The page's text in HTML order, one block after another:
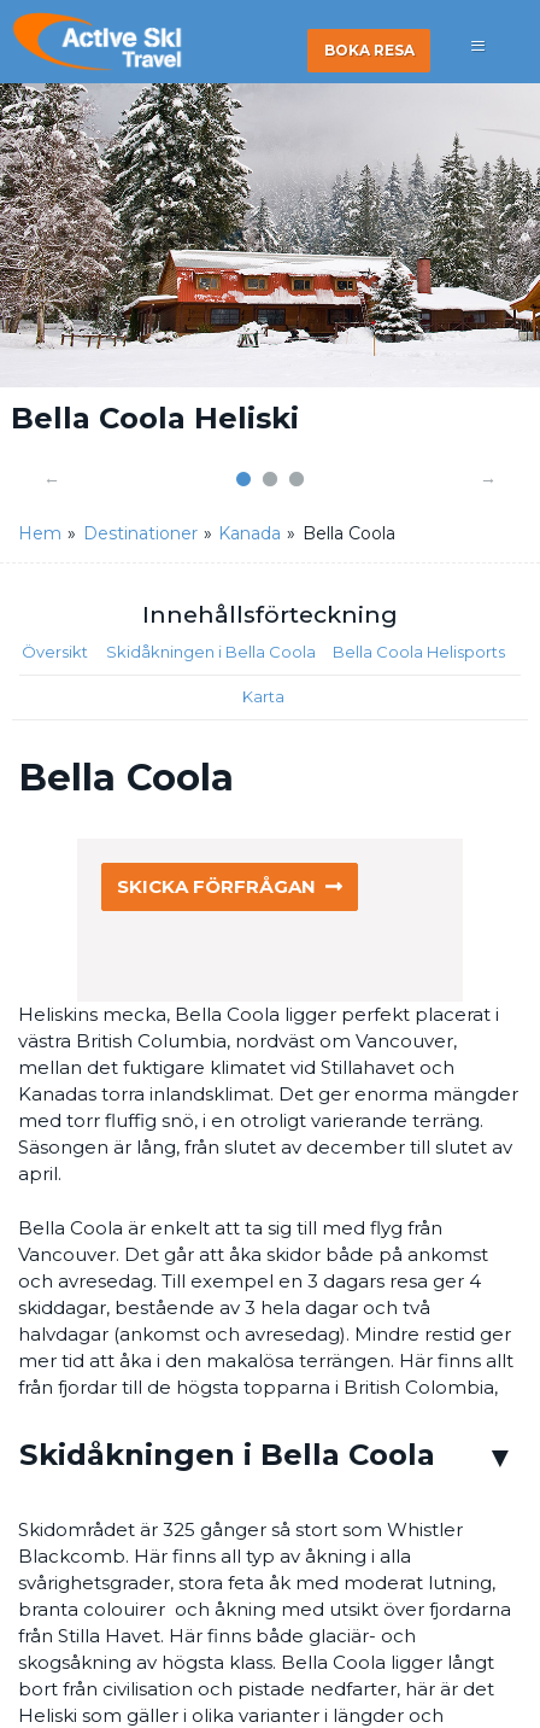
BOKA RESA
Bella Coola Heliski
Hem » Destinationer » Kanada » Bella Coola
Innehållsförteckning
Översikt Skidåkningen i Bella Coola Bella Coola Helisports
Karta
Bella Coola
SKICKA FÖRFRÅGAN
Heliskins mecka, Bella Coola ligger perfekt placerat i
västra British Columbia, nordväst om Vancouver,
mellan det fuktigare klimatet vid Stillahavet och
Kanadas torra inlandsklimat. Det ger enorma mängder
med torr fluffig snö, i en otroligt varierande terräng.
Säsongen är lång, från slutet av december till slutet av
april.
Bella Coola är enkelt att ta sig till med flyg från
Vancouver. Det går att åka skidor både på ankomst
och avresedag. Till exempel en 3 dagars resa ger 4
skiddagar, bestående av 3 hela dagar och två
halvdagar (ankomst och avresedag). Mindre restid ger
mer tid att åka i den makalösa terrängen. Här finns allt
från fjordar till de högsta topparna i British Colombia,
Skidåkningen i Bella Coola
Skidområdet är 325 gånger så stort som Whistler
Blackcomb. Här finns all typ av åkning i alla
svårighetsgrader, stora feta åk med moderat lutning,
branta colouirer och åkning med utsikt över fjordarna
från Stilla Havet. Här finns både glaciär- och
skogsåkning av högsta klass. Bella Coola ligger långt
bort från civilisation och pistade nedfarter, här är det
Heliski som gäller i olika varianter i längder och